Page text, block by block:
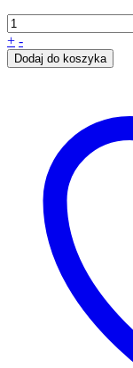
+ -
Dodaj do koszyka